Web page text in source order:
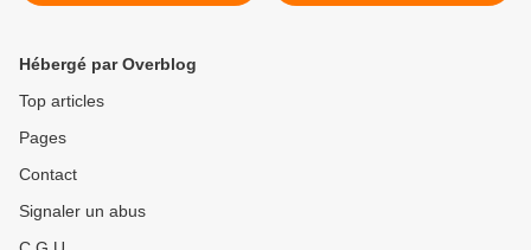
Hébergé par Overblog
Top articles
Pages
Contact
Signaler un abus